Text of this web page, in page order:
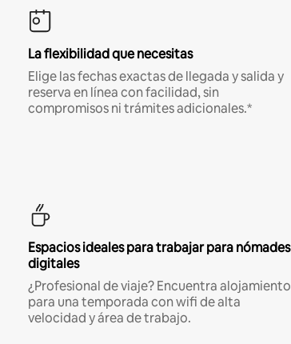
La flexibilidad que necesitas
Elige las fechas exactas de llegada y salida y
reserva en línea con facilidad, sin
compromisos ni trámites adicionales.*
Espacios ideales para trabajar para nómades
digitales
¿Profesional de viaje? Encuentra alojamiento
para una temporada con wifi de alta
velocidad y área de trabajo.